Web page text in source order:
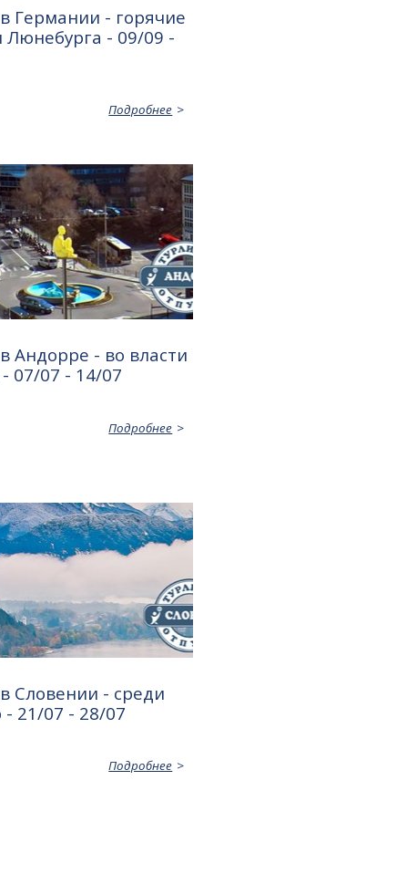
Германии - горячие
Люнебурга - 09/09 -
Подробнее
Андорре - во власти
07/07 - 14/07
Подробнее
Словении - среди
- 21/07 - 28/07
Подробнее